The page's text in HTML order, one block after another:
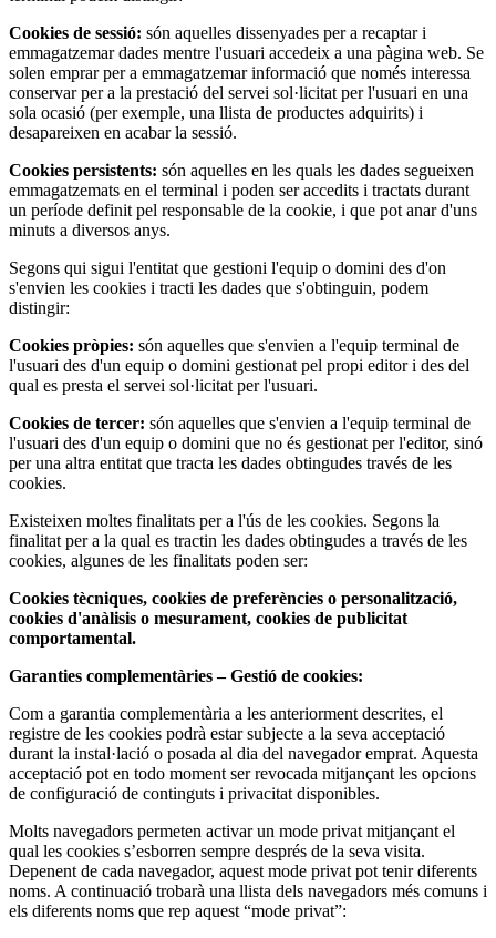
Cookies de sessió: són aquelles dissenyades per a recaptar i
emmagatzemar dades mentre l'usuari accedeix a una pàgina web. Se
solen emprar per a emmagatzemar informació que només interessa
conservar per a la prestació del servei sol·licitat per l'usuari en una
sola ocasió (per exemple, una llista de productes adquirits) i
desapareixen en acabar la sessió.
Cookies persistents: són aquelles en les quals les dades segueixen
emmagatzemats en el terminal i poden ser accedits i tractats durant
un període definit pel responsable de la cookie, i que pot anar d'uns
minuts a diversos anys.
Segons qui sigui l'entitat que gestioni l'equip o domini des d'on
s'envien les cookies i tracti les dades que s'obtinguin, podem
distingir:
Cookies pròpies: són aquelles que s'envien a l'equip terminal de
l'usuari des d'un equip o domini gestionat pel propi editor i des del
qual es presta el servei sol·licitat per l'usuari.
Cookies de tercer: són aquelles que s'envien a l'equip terminal de
l'usuari des d'un equip o domini que no és gestionat per l'editor, sinó
per una altra entitat que tracta les dades obtingudes través de les
cookies.
Existeixen moltes finalitats per a l'ús de les cookies. Segons la
finalitat per a la qual es tractin les dades obtingudes a través de les
cookies, algunes de les finalitats poden ser:
Cookies tècniques, cookies de preferències o personalització,
cookies d'anàlisis o mesurament, cookies de publicitat
comportamental.
Garanties complementàries – Gestió de cookies:
Com a garantia complementària a les anteriorment descrites, el
registre de les cookies podrà estar subjecte a la seva acceptació
durant la instal·lació o posada al dia del navegador emprat. Aquesta
acceptació pot en todo moment ser revocada mitjançant les opcions
de configuració de continguts i privacitat disponibles.
Molts navegadors permeten activar un mode privat mitjançant el
qual les cookies s’esborren sempre després de la seva visita.
Depenent de cada navegador, aquest mode privat pot tenir diferents
noms. A continuació trobarà una llista dels navegadors més comuns i
els diferents noms que rep aquest “mode privat”: